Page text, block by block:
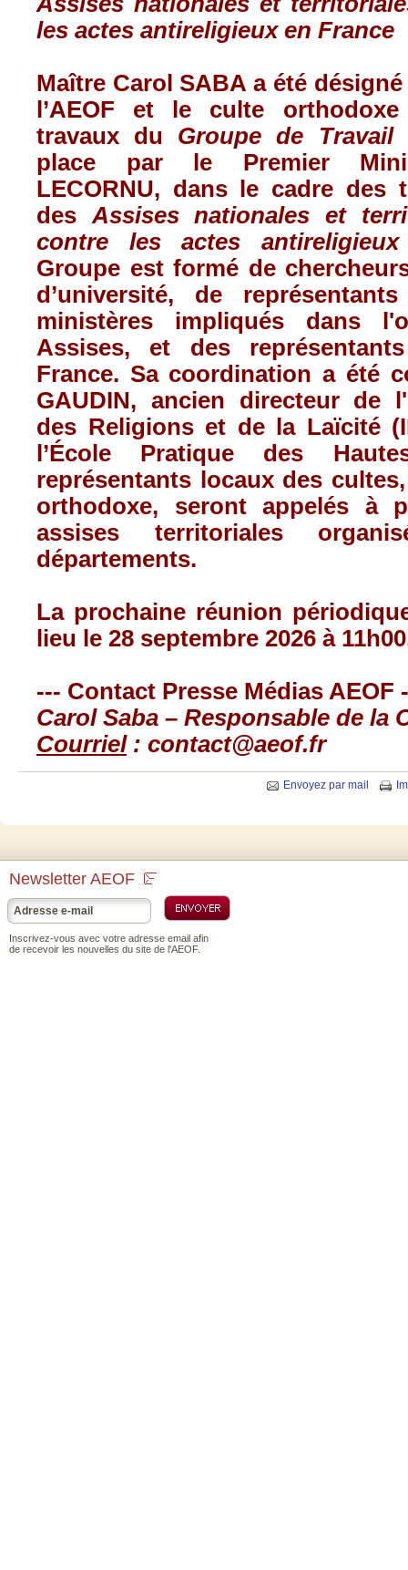
les actes antireligieux en France
Maître Carol SABA a été
l’AEOF et le culte
travaux du Groupe de Travail
place par le Premier
LECORNU, dans le cadre des
des Assises nationales et
contre les actes
Groupe est formé de
d’université, de
ministères impliqués dans
Assises, et des
France. Sa coordination a été
GAUDIN, ancien directeur de
des Religions et de la Laïcité
l’École Pratique des
représentants locaux des
orthodoxe, seront appelés à
assises territoriales
départements.
La prochaine réunion
lieu le 28 septembre 2026 à
--- Contact Presse Médias AEOF
Carol Saba – Responsable de la
Courriel: contact@aeof.fr
Envoyez par mail
Newsletter AEOF
Inscrivez-vous avec votre adresse email afin
de recevoir les nouvelles du site de l'AEOF.